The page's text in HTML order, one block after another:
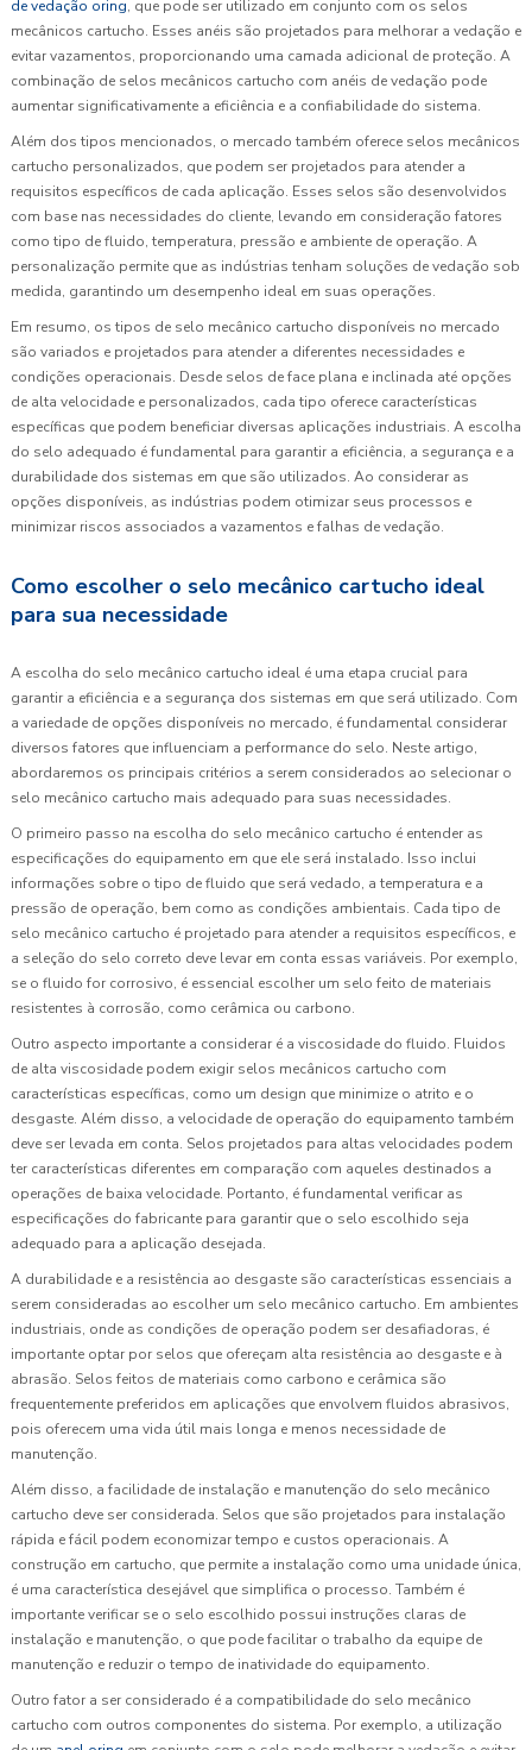
de vedação oring, que pode ser utilizado em conjunto com os selos
mecânicos cartucho. Esses anéis são projetados para melhorar a vedação e
evitar vazamentos, proporcionando uma camada adicional de proteção. A
combinação de selos mecânicos cartucho com anéis de vedação pode
aumentar significativamente a eficiência e a confiabilidade do sistema.
Além dos tipos mencionados, o mercado também oferece selos mecânicos
cartucho personalizados, que podem ser projetados para atender a
requisitos específicos de cada aplicação. Esses selos são desenvolvidos
com base nas necessidades do cliente, levando em consideração fatores
como tipo de fluido, temperatura, pressão e ambiente de operação. A
personalização permite que as indústrias tenham soluções de vedação sob
medida, garantindo um desempenho ideal em suas operações.
Em resumo, os tipos de selo mecânico cartucho disponíveis no mercado
são variados e projetados para atender a diferentes necessidades e
condições operacionais. Desde selos de face plana e inclinada até opções
de alta velocidade e personalizados, cada tipo oferece características
específicas que podem beneficiar diversas aplicações industriais. A escolha
do selo adequado é fundamental para garantir a eficiência, a segurança e a
durabilidade dos sistemas em que são utilizados. Ao considerar as
opções disponíveis, as indústrias podem otimizar seus processos e
minimizar riscos associados a vazamentos e falhas de vedação.
Como escolher o selo mecânico cartucho ideal
para sua necessidade
A escolha do selo mecânico cartucho ideal é uma etapa crucial para
garantir a eficiência e a segurança dos sistemas em que será utilizado. Com
a variedade de opções disponíveis no mercado, é fundamental considerar
diversos fatores que influenciam a performance do selo. Neste artigo,
abordaremos os principais critérios a serem considerados ao selecionar o
selo mecânico cartucho mais adequado para suas necessidades.
O primeiro passo na escolha do selo mecânico cartucho é entender as
especificações do equipamento em que ele será instalado. Isso inclui
informações sobre o tipo de fluido que será vedado, a temperatura e a
pressão de operação, bem como as condições ambientais. Cada tipo de
selo mecânico cartucho é projetado para atender a requisitos específicos, e
a seleção do selo correto deve levar em conta essas variáveis. Por exemplo,
se o fluido for corrosivo, é essencial escolher um selo feito de materiais
resistentes à corrosão, como cerâmica ou carbono.
Outro aspecto importante a considerar é a viscosidade do fluido. Fluidos
de alta viscosidade podem exigir selos mecânicos cartucho com
características específicas, como um design que minimize o atrito e o
desgaste. Além disso, a velocidade de operação do equipamento também
deve ser levada em conta. Selos projetados para altas velocidades podem
ter características diferentes em comparação com aqueles destinados a
operações de baixa velocidade. Portanto, é fundamental verificar as
especificações do fabricante para garantir que o selo escolhido seja
adequado para a aplicação desejada.
A durabilidade e a resistência ao desgaste são características essenciais a
serem consideradas ao escolher um selo mecânico cartucho. Em ambientes
industriais, onde as condições de operação podem ser desafiadoras, é
importante optar por selos que ofereçam alta resistência ao desgaste e à
abrasão. Selos feitos de materiais como carbono e cerâmica são
frequentemente preferidos em aplicações que envolvem fluidos abrasivos,
pois oferecem uma vida útil mais longa e menos necessidade de
manutenção.
Além disso, a facilidade de instalação e manutenção do selo mecânico
cartucho deve ser considerada. Selos que são projetados para instalação
rápida e fácil podem economizar tempo e custos operacionais. A
construção em cartucho, que permite a instalação como uma unidade única,
é uma característica desejável que simplifica o processo. Também é
importante verificar se o selo escolhido possui instruções claras de
instalação e manutenção, o que pode facilitar o trabalho da equipe de
manutenção e reduzir o tempo de inatividade do equipamento.
Outro fator a ser considerado é a compatibilidade do selo mecânico
cartucho com outros componentes do sistema. Por exemplo, a utilização